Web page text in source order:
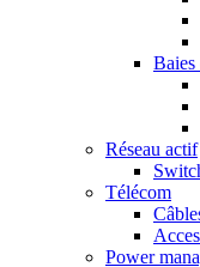
Baies
Réseau actif
Télécom
Power